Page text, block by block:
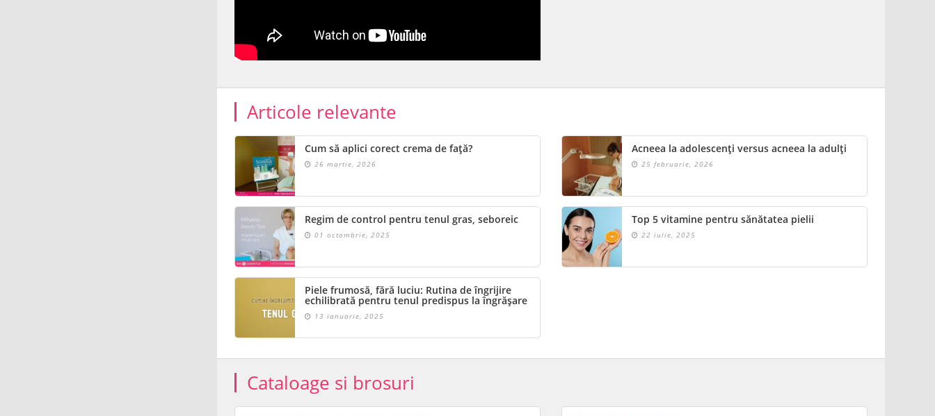
Articole relevante
Cum să aplici corect crema de față?
26 martie, 2026
Acneea la adolescenți versus acneea la adulți
25 februarie, 2026
Regim de control pentru tenul gras, seboreic
01 octombrie, 2025
Top 5 vitamine pentru sănătatea pielii
22 iulie, 2025
Piele frumosă, fără luciu: Rutina de îngrijire
echilibrată pentru tenul predispus la îngrășare
13 ianuarie, 2025
Cataloage si brosuri